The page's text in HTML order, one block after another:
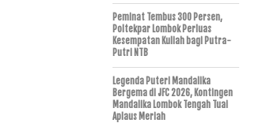
Peminat Tembus 300 Persen,
Poltekpar Lombok Perluas
Kesempatan Kuliah bagi Putra-
Putri NTB
Legenda Puteri Mandalika
Bergema di JFC 2026, Kontingen
Mandalika Lombok Tengah Tuai
Aplaus Meriah